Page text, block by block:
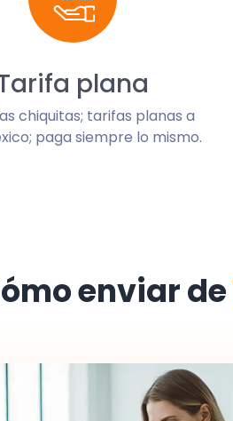
plana
chiquitas; tarifas planas a
paga siempre lo mismo.
enviar de